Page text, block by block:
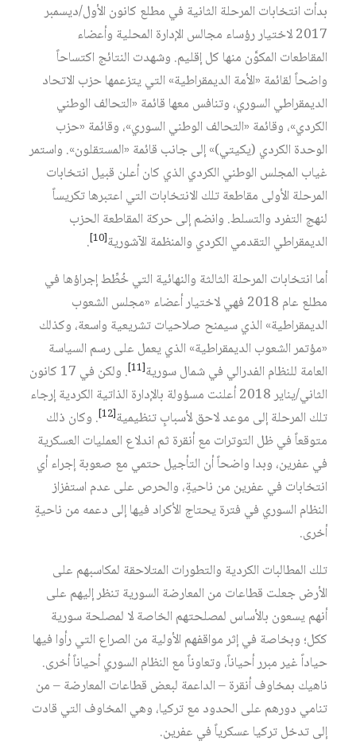
بدأت انتخابات المرحلة الثانية في مطلع كانون الأول/ديسمبر
2017 لاختيار رؤساء مجالس الإدارة المحلية وأعضاء
المقاطعات المكوَّن منها كل إقليم. وشهدت النتائج اكتساحاً
واضحاً لقائمة «الأمة الديمقراطية» التي يتزعمها حزب الاتحاد
الديمقراطي السوري، وتنافس معها قائمة «التحالف الوطني
الكردي»، وقائمة «التحالف الوطني السوري»، وقائمة «حزب
الوحدة الكردي (يكيتي)» إلى جانب قائمة «المستقلون». واستمر
غياب المجلس الوطني الكردي الذي كان أعلن قبيل انتخابات
المرحلة الأولى مقاطعة تلك الانتخابات التي اعتبرها تكريساً
لنهج التفرد والتسلط. وانضم إلى حركة المقاطعة الحزب
الديمقراطي التقدمي الكردي والمنظمة الآشورية[10]
.
أما انتخابات المرحلة الثالثة والنهائية التي خُطِّط إجراؤها في
مطلع عام 2018 فهي لاختيار أعضاء «مجلس الشعوب
الديمقراطية» الذي سيمنح صلاحيات تشريعية واسعة، وكذلك
«مؤتمر الشعوب الديمقراطية» الذي يعمل على رسم السياسة
العامة للنظام الفدرالي في شمال سورية[11]
. ولكن في 17 كانون
الثاني/يناير 2018 أعلنت مسؤولة بالإدارة الذاتية الكردية إرجاء
تلك المرحلة إلى موعد لاحق لأسبابٍ تنظيمية[12]
. وكان ذلك
متوقعاً في ظل التوترات مع أنقرة ثم اندلاع العمليات العسكرية
في عفرين، وبدا واضحاً أن التأجيل حتمي مع صعوبة إجراء أي
انتخابات في عفرين من ناحيةٍ، والحرص على عدم استفزاز
النظام السوري في فترة يحتاج الأكراد فيها إلى دعمه من ناحيةٍ
أخرى.
تلك المطالبات الكردية والتطورات المتلاحقة لمكاسبهم على
الأرض جعلت قطاعات من المعارضة السورية تنظر إليهم على
أنهم يسعون بالأساس لمصلحتهم الخاصة لا لمصلحة سورية
ككل؛ وبخاصة في إثر مواقفهم الأولية من الصراع التي رأوا فيها
حياداً غير مبرر أحياناً، وتعاوناً مع النظام السوري أحياناً أخرى.
ناهيك بمخاوف أنقرة – الداعمة لبعض قطاعات المعارضة – من
تنامي دورهم على الحدود مع تركيا، وهي المخاوف التي قادت
إلى تدخل تركيا عسكرياً في عفرين.